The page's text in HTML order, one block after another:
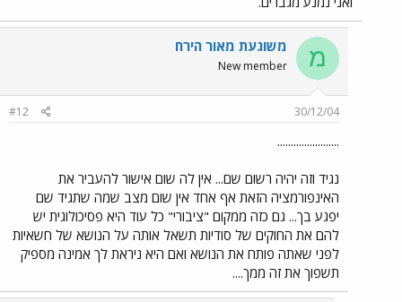
מ משוגעת מאור הירח
New member
30/12/04
#12
.......................
נגיד וזה יהיה רשום שם... אין לה שום אישור להעביר את
האינפורמציה הזאת אף אחד אין שום מצב שמה שתגיד שם
יפגע בך... גם כזה ממקום "ציבורי" כל עוד היא פסיכולוגית יש
להם את החוקים של סודיות תשאל אותה על הנושא של חשאיות
לפני שאתה פותח את הנושא ואם היא ניראת לך אמינה מספיק
תשפוך את זה ממך....